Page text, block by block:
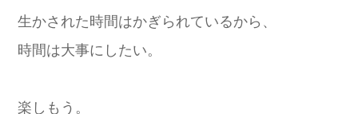
生かされた時間はかぎられているから、
時間は大事にしたい。
楽しもう。